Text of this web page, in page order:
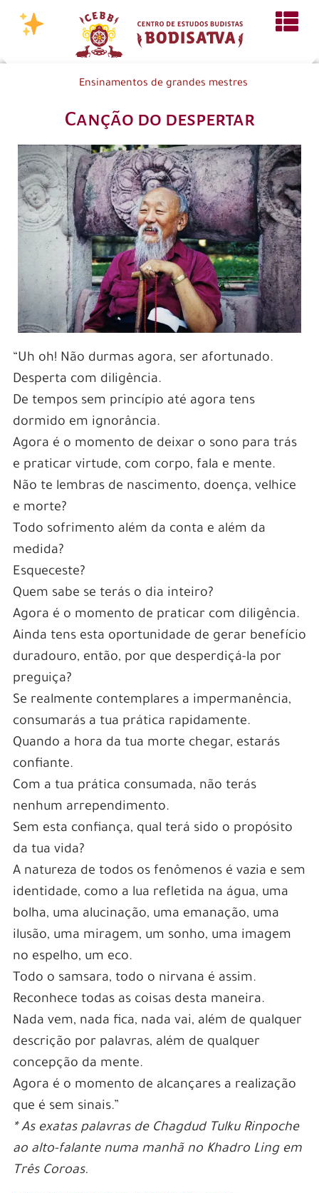
Ensinamentos de grandes mestres
Canção do despertar
“Uh oh! Não durmas agora, ser afortunado.
Desperta com diligência.
De tempos sem princípio até agora tens
dormido em ignorância.
Agora é o momento de deixar o sono para trás
e praticar virtude, com corpo, fala e mente.
Não te lembras de nascimento, doença, velhice
e morte?
Todo sofrimento além da conta e além da
medida?
Esqueceste?
Quem sabe se terás o dia inteiro?
Agora é o momento de praticar com diligência.
Ainda tens esta oportunidade de gerar benefício
duradouro, então, por que desperdiçá-la por
preguiça?
Se realmente contemplares a impermanência,
consumarás a tua prática rapidamente.
Quando a hora da tua morte chegar, estarás
confiante.
Com a tua prática consumada, não terás
nenhum arrependimento.
Sem esta confiança, qual terá sido o propósito
da tua vida?
A natureza de todos os fenômenos é vazia e sem
identidade, como a lua refletida na água, uma
bolha, uma alucinação, uma emanação, uma
ilusão, uma miragem, um sonho, uma imagem
no espelho, um eco.
Todo o samsara, todo o nirvana é assim.
Reconhece todas as coisas desta maneira.
Nada vem, nada fica, nada vai, além de qualquer
descrição por palavras, além de qualquer
concepção da mente.
Agora é o momento de alcançares a realização
que é sem sinais.”
* As exatas palavras de Chagdud Tulku Rinpoche
ao alto-falante numa manhã no Khadro Ling em
Três Coroas.